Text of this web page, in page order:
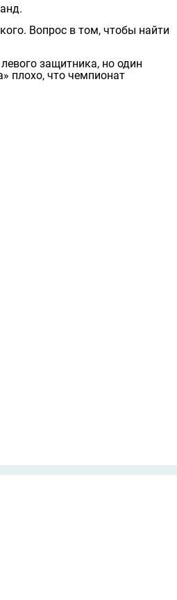
Вопрос в том, чтобы найти
защитника, но один
плохо, что чемпионат